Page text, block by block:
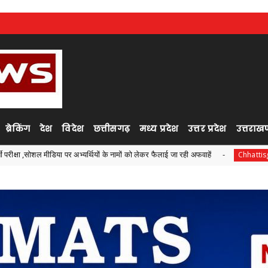
ब्रेकिंग देश विदेश छत्तीसगढ़ मध्य प्रदेश उत्तर प्रदेश
अभ्यर्थियों के नामों को लेकर फैलाई जा रही अफवाहें Chhattisgarh जरूरतमंदों की